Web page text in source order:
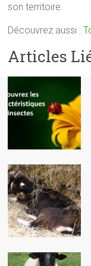
son territoire.
Découvrez aussi :
Articles